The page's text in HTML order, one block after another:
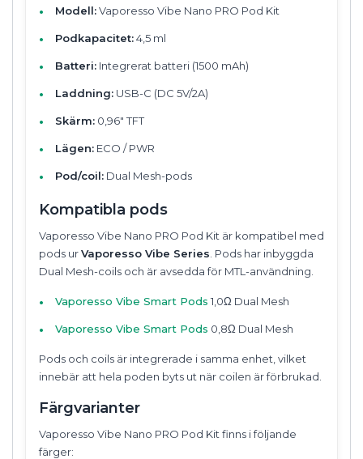
Modell:Vaporesso Vibe Nano PRO Pod Kit
Podkapacitet:4,5 ml
Batteri: Integrerat batteri (1500 mAh)
Laddning: USB-C (DC 5V/2A)
Skärm: 0,96" TFT
Lägen: ECO / PWR
Pod/coil: Dual Mesh-pods
Kompatibla pods
Vaporesso Vibe Nano PRO Pod Kit är kompatibel med
pods urVaporesso Vibe Series . Pods har inbyggda
Dual Mesh-coils och är avsedda för MTL-användning.
Vaporesso Vibe Smart Pods 1,0Ω Dual Mesh
Vaporesso Vibe Smart Pods 0,8Ω Dual Mesh
Pods och coils är integrerade i samma enhet, vilket
innebär att hela poden byts ut när coilen är förbrukad.
Färgvarianter
Vaporesso Vibe Nano PRO Pod Kit finns i följande
färger: